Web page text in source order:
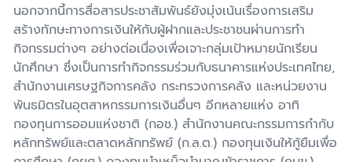
นอกจากนี้การสื่อสารประชาสัมพันธ์ยังมุ่งเน้นเรื่องการเสริม
สร้างทักษะทางการเงินให้กับผู้ฝากและประชาชนผ่านการทำ
กิจกรรมต่างๆ อย่างต่อเนื่องเพื่อเจาะกลุ่มเป้าหมายนักเรียน
นักศึกษา ซึ่งเป็นการทำกิจกรรมร่วมกับธนาคารแห่งประเทศไทย,
สำนักงานเศรษฐกิจการคลัง กระทรวงการคลัง และหน่วยงาน
พันธมิตรในอุตสาหกรรมการเงินอื่นๆ อีกหลายแห่ง อาทิ
กองทุนการออมแห่งชาติ (กอช.) สำนักงานคณะกรรมการกำกับ
หลักทรัพย์และตลาดหลักทรัพย์ (ก.ล.ต.) กองทุนเงินให้กู้ยืมเพื่อ